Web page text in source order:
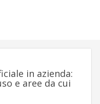
in azienda:
e aree da cui